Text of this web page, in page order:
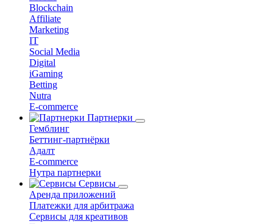
Blockchain
Affiliate
Marketing
IT
Social Media
Digital
iGaming
Betting
Nutra
E-commerce
Партнерки
Гемблинг
Беттинг-партнёрки
Адалт
E-commerce
Нутра партнерки
Сервисы
Аренда приложений
Платежки для арбитража
Сервисы для креативов